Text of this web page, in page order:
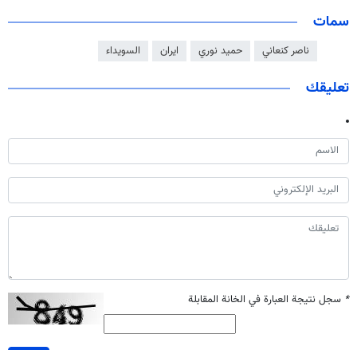
سمات
ناصر كنعاني حميد نوري ايران السويداء
تعليقك
* سجل نتيجة العبارة في الخانة المقابلة